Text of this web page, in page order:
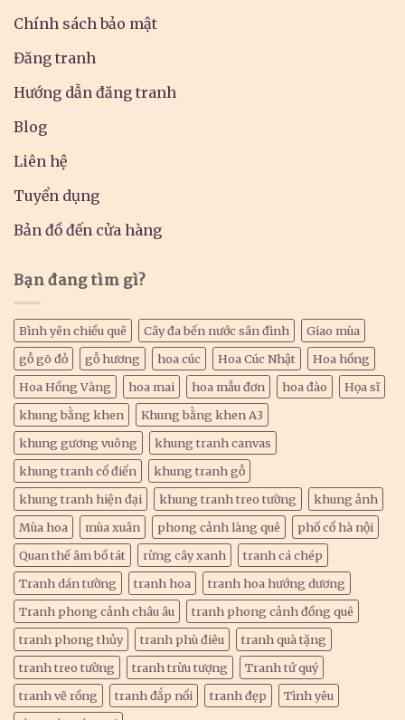
Chính sách bảo mật
Đăng tranh
Hướng dẫn đăng tranh
Blog
Liên hệ
Tuyển dụng
Bản đồ đến cửa hàng
Bạn đang tìm gì?
Bình yên chiều quê Cây đa bến nước sân đình
Giao mùa
gỗ gõ đỏ
gỗ hương hoa cúc Hoa Cúc Nhật
Hoa hồng
Hoa Hồng Vàng
hoa mai hoa mẫu đơn hoa đào
Họa sĩ
khung bằng khen
Khung bằng khen A3
khung gương vuông
khung tranh canvas
khung tranh cổ điển
khung tranh gỗ
khung tranh hiện đại
khung tranh treo tường
khung ảnh
Mùa hoa
mùa xuân phong cảnh làng quê
phố cổ hà nội
Quan thế âm bồ tát
rừng cây xanh
tranh cá chép
Tranh dán tường
tranh hoa
tranh hoa hướng dương
Tranh phong cảnh châu âu
tranh phong cảnh đồng quê
tranh phong thủy
tranh phù điêu
tranh quà tặng
tranh treo tường
tranh trừu tượng
Tranh tứ quý
tranh vẽ rồng
tranh đắp nổi tranh đẹp
Tình yêu